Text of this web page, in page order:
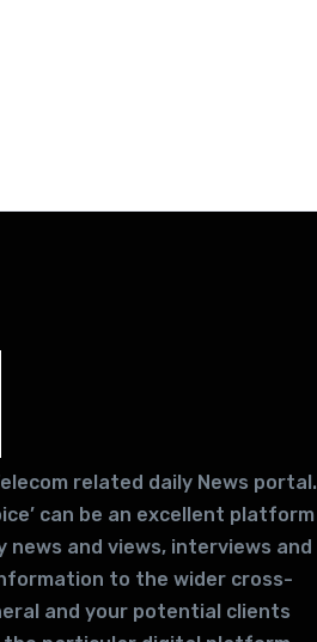
related daily News portal.
can be an excellent platform
news and views, interviews and
to the wider cross-
and your potential clients